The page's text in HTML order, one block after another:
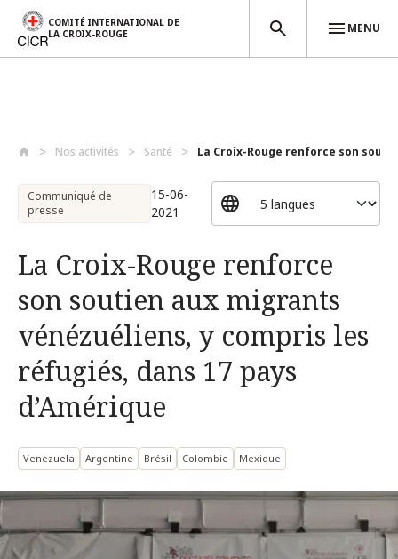
COMITÉ INTERNATIONAL DE
LA CROIX-ROUGE
MENU
Nos activités Santé La Croix-Rouge renforce son
Communiqué de
presse
15-06-
2021
La Croix-Rouge renforce
son soutien aux migrants
vénézuéliens, y compris les
réfugiés, dans 17 pays
d’Amérique
Venezuela Argentine Brésil Colombie Mexique